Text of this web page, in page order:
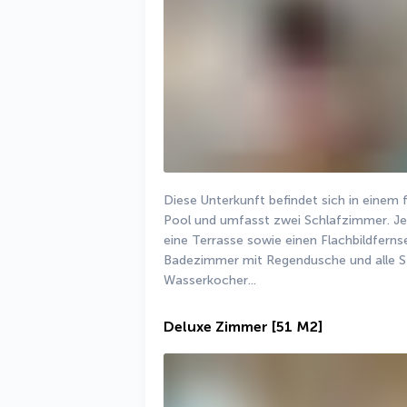
Diese Unterkunft befindet sich in
Pool und umfasst zwei Schlafzimmer.
eine Terrasse sowie einen
Badezimmer mit Regendusche und alle
Wasserkocher...
Deluxe Zimmer [51 M2]